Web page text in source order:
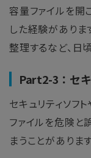
容量ファイルを開
した経験がありま
整理するなど、日
Part2-3：セ
セキュリティソフ
ファイルを危険と
まうことがあります